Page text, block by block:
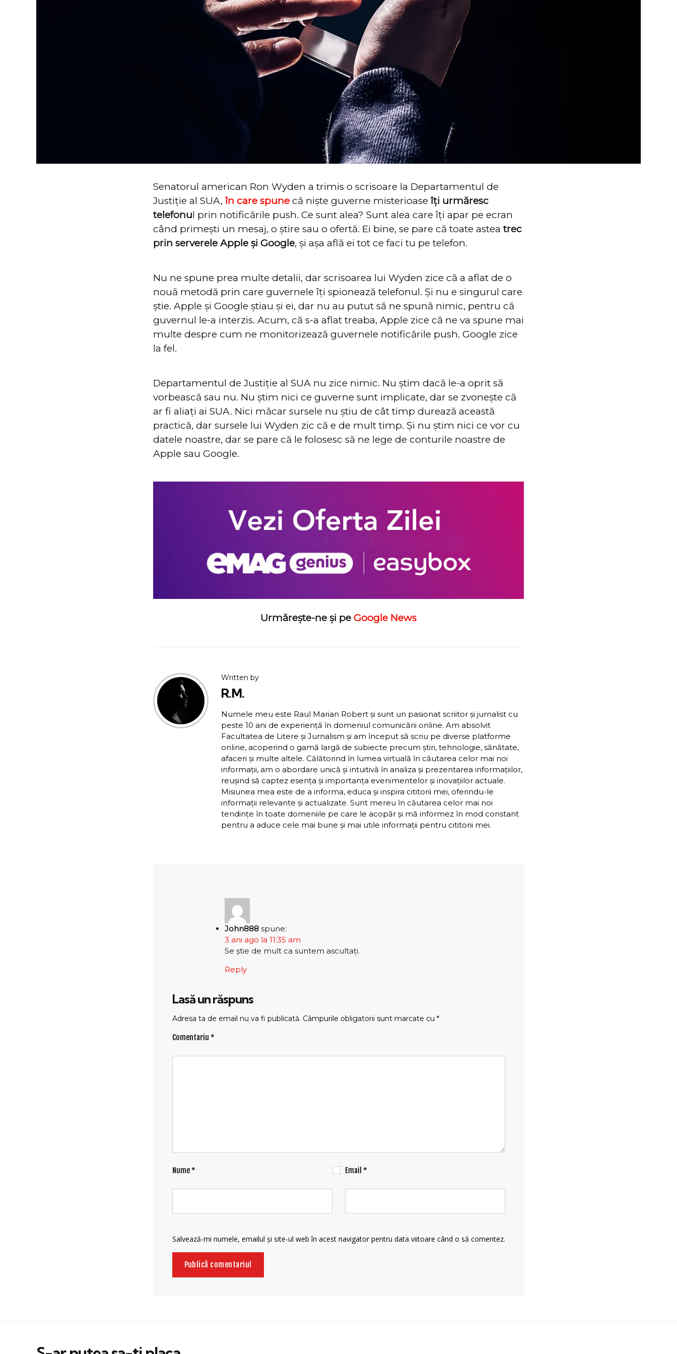
Senatorul american Ron Wyden a trimis o scrisoare la Departamentul de
Justiție al SUA,în care spune că niște guverne misterioaseîți urmăresc
telefonul prin notificările push. Ce sunt alea? Sunt alea care îți apar pe ecran
când primești un mesaj, o știre sau o ofertă. Ei bine, se pare că toate astea trec
prin serverele Apple și Google, și așa află ei tot ce faci tu pe telefon.
Nu ne spune prea multe detalii, dar scrisoarea lui Wyden zice că a aflat de o
nouă metodă prin care guvernele îți spionează telefonul. Și nu e singurul care
știe. Apple și Google știau și ei, dar nu au putut să ne spună nimic, pentru că
guvernul le-a interzis. Acum, că s-a aflat treaba, Apple zice că ne va spune mai
multe despre cum ne monitorizează guvernele notificările push. Google zice
la fel.
Departamentul de Justiție al SUA nu zice nimic. Nu știm dacă le-a oprit să
vorbească sau nu. Nu știm nici ce guverne sunt implicate, dar se zvonește că
ar fi aliați ai SUA. Nici măcar sursele nu știu de cât timp durează această
practică, dar sursele lui Wyden zic că e de mult timp. Și nu știm nici ce vor cu
datele noastre, dar se pare că le folosesc să ne lege de conturile noastre de
Apple sau Google.
Urmărește-ne și pe Google News
Written by
R.M.
Numele meu este Raul Marian Robert și sunt un pasionat scriitor și jurnalist cu
peste 10 ani de experiență în domeniul comunicării online. Am absolvit
Facultatea de Litere și Jurnalism și am început să scriu pe diverse platforme
online, acoperind o gamă largă de subiecte precum știri, tehnologie, sănătate,
afaceri și multe altele. Călătorind în lumea virtuală în căutarea celor mai noi
informații, am o abordare unică și intuitivă în analiza și prezentarea informațiilor,
reușind să captez esența și importanța evenimentelor și inovațiilor actuale.
Misiunea mea este de a informa, educa și inspira cititorii mei, oferindu-le
informații relevante și actualizate. Sunt mereu în căutarea celor mai noi
tendințe în toate domeniile pe care le acopăr și mă informez în mod constant
pentru a aduce cele mai bune și mai utile informații pentru cititorii mei.
John888 spune:
3 ani ago la 11:35 am
Se știe de mult ca suntem ascultați.
Reply
Lasă un răspuns
Adresa ta de email nu va fi publicată. Câmpurile obligatorii sunt marcate cu *
Comentariu *
Nume* Email *
Salvează-mi numele, emailul și site-ul web în acest navigator pentru data viitoare când o să comentez.